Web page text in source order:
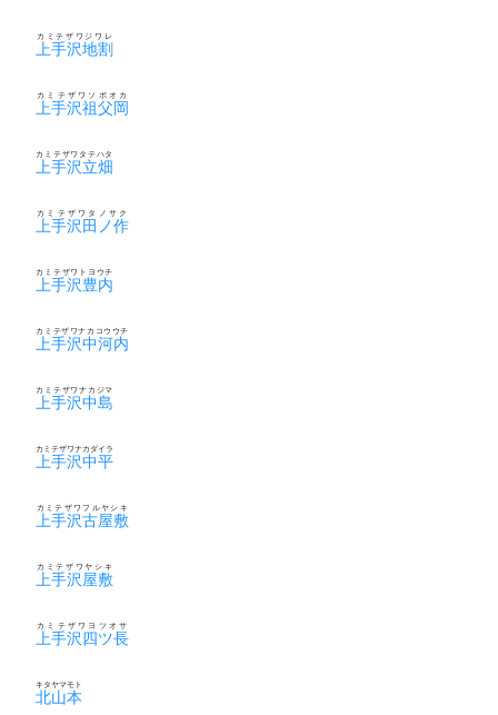
上手沢地割
カミテザワジワレ
上手沢祖父岡
カミテザワソボオカ
上手沢立畑
カミテザワタテハタ
上手沢田ノ作
カミテザワタノサク
上手沢豊内
カミテザワトヨウチ
上手沢中河内
カミテザワナカコウウチ
上手沢中島
カミテザワナカジマ
上手沢中平
カミテザワナカダイラ
上手沢古屋敷
カミテザワフルヤシキ
上手沢屋敷
カミテザワヤシキ
上手沢四ツ長
カミテザワヨツオサ
北山本
キタヤマモト